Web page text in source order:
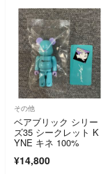
その他
ベアブリック シリー
ズ35 シークレット K
YNE キネ 100%
¥14,800